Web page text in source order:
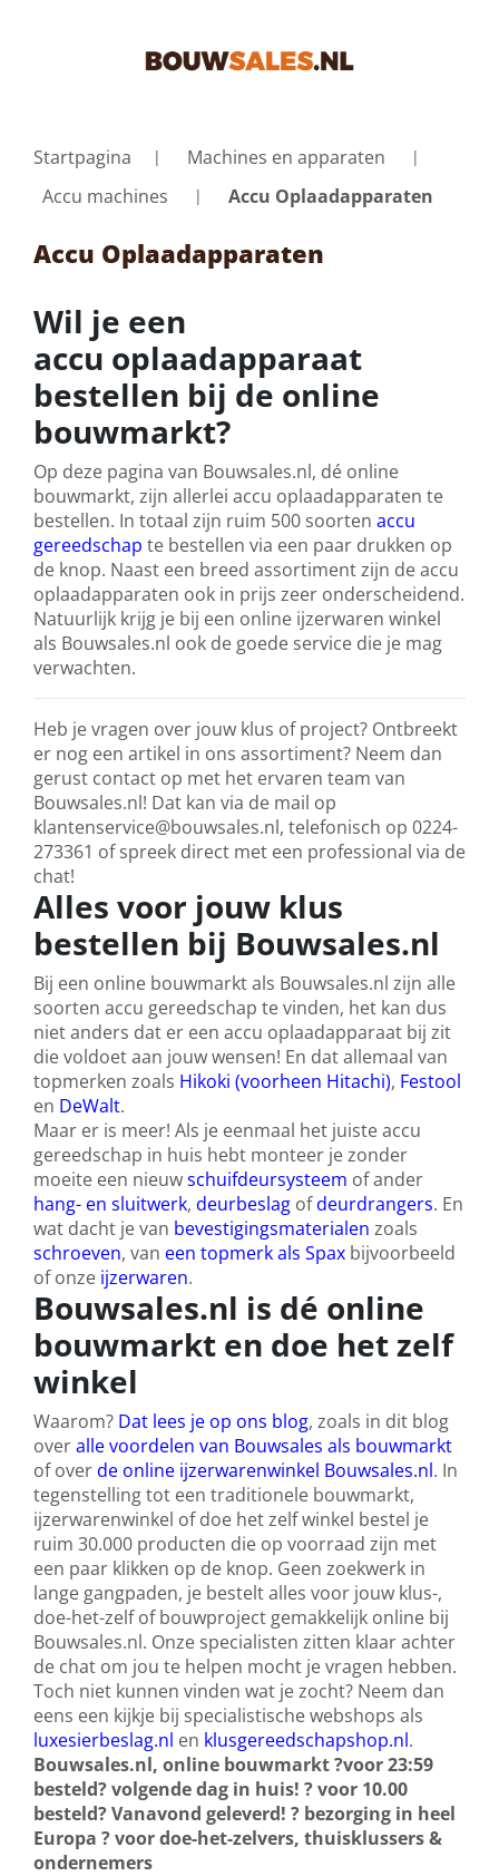
Startpagina
Machines en apparaten
Accu machines
Accu Oplaadapparaten
Accu Oplaadapparaten
Wil je een
accu oplaadapparaat
bestellen bij de online
bouwmarkt?
Op deze pagina van Bouwsales.nl, dé online
bouwmarkt, zijn allerlei accu oplaadapparaten te
bestellen. In totaal zijn ruim 500 soorten accu
gereedschap te bestellen via een paar drukken op
de knop. Naast een breed assortiment zijn de accu
oplaadapparaten ook in prijs zeer onderscheidend.
Natuurlijk krijg je bij een online ijzerwaren winkel
als Bouwsales.nl ook de goede service die je mag
verwachten.
Heb je vragen over jouw klus of project? Ontbreekt
er nog een artikel in ons assortiment? Neem dan
gerust contact op met het ervaren team van
Bouwsales.nl! Dat kan via de mail op
klantenservice@bouwsales.nl, telefonisch op 0224-
273361 of spreek direct met een professional via de
chat!
Alles voor jouw klus
bestellen bij Bouwsales.nl
Bij een online bouwmarkt als Bouwsales.nl zijn alle
soorten accu gereedschap te vinden, het kan dus
niet anders dat er een accu oplaadapparaat bij zit
die voldoet aan jouw wensen! En dat allemaal van
topmerken zoals Hikoki (voorheen Hitachi), Festool
en DeWalt.
Maar er is meer! Als je eenmaal het juiste accu
gereedschap in huis hebt monteer je zonder
moeite een nieuwschuifdeursysteem of ander
hang- en sluitwerk, deurbeslag ofdeurdrangers. En
wat dacht je van bevestigingsmaterialen zoals
schroeven, van een topmerk als Spax bijvoorbeeld
of onze ijzerwaren.
Bouwsales.nl is dé online
bouwmarkt en doe het zelf
winkel
Waarom? Dat lees je op ons blog, zoals in dit blog
overalle voordelen van Bouwsales als bouwmarkt
of overde online ijzerwarenwinkel Bouwsales.nl. In
tegenstelling tot een traditionele bouwmarkt,
ijzerwarenwinkel of doe het zelf winkel bestel je
ruim 30.000 producten die op voorraad zijn met
een paar klikken op de knop. Geen zoekwerk in
lange gangpaden, je bestelt alles voor jouw klus-,
doe-het-zelf of bouwproject gemakkelijk online bij
Bouwsales.nl. Onze specialisten zitten klaar achter
de chat om jou te helpen mocht je vragen hebben.
Toch niet kunnen vinden wat je zocht? Neem dan
eens een kijkje bij specialistische webshops als
luxesierbeslag.nl en klusgereedschapshop.nl.
Bouwsales.nl, online bouwmarkt?voor 23:59
besteld? volgende dag in huis! ?voor 10.00
besteld? Vanavond geleverd! ? bezorging in heel
Europa ?voor doe-het-zelvers, thuisklussers &
ondernemers